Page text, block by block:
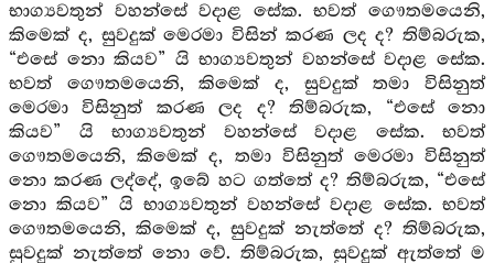
භාග්‍යවතුන් වහන්සේ වදාළ සේක. භවත් ගෞතමයෙනි,
කිමෙක් ද, සුවදුක් මෙරමා විසින් කරණ ලද ද? තිම්බරුක,
“එසේ නො කියව” යි භාග්‍යවතුන් වහන්සේ වදාළ සේක.
භවත් ගෞතමයෙනි, කිමෙක් ද, සුවදුක් තමා විසිනුත්
මෙරමා විසිනුත් කරණ ලද ද? තිම්බරුක, “එසේ නො
කියව” යි භාග්‍යවතුන් වහන්සේ වදාළ සේක. භවත්
ගෞතමයෙනි, කිමෙක් ද, තමා විසිනුත් මෙරමා විසිනුත්
නො කරණ ලද්දේ, ඉබේ හට ගත්තේ ද? තිම්බරුක, “එසේ
නො කියව” යි භාග්‍යවතුන් වහන්සේ වදාළ සේක. භවත්
ගෞතමයෙනි, කිමෙක් ද, සුවදුක් නැත්තේ ද? තිම්බරුක,
සුවදුක් නැත්තේ නො වේ. තිම්බරුක, සුවදුක් ඇත්තේ ම